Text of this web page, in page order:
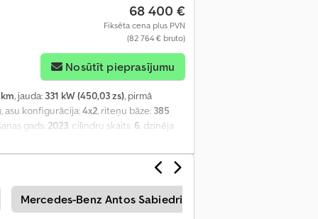
68 400 €
Fiksēta cena plus PVN
(82 764 € bruto)
Nosūtīt pieprasījumu
, jauda: 331 kW (450,03 zs), pirmā
, asu konfigurācija:4x2, riteņu bāze: 385
gads: 2023, cilindru skaits: 6, dzinēja
Mercedes-Benz Antos Sabiedriskie Pakalpojumi